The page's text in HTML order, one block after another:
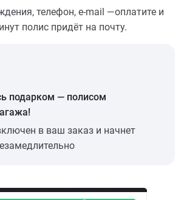
телефон, e‑mail —оплатите и
полис придёт на почту.
подарком — полисом
в ваш заказ и начнет